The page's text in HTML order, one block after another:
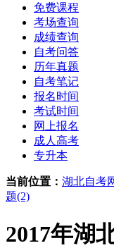
免费课程
考场查询
成绩查询
自考问答
历年真题
自考笔记
报名时间
考试时间
网上报名
成人高考
专升本
当前位置： 湖北自考
题(2)
2017年湖